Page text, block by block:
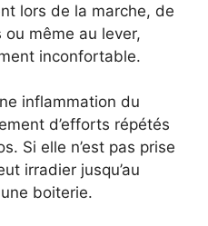
lors de la marche, de
même au lever,
inconfortable.
inflammation du
d’efforts répétés
Si elle n’est pas prise
irradier jusqu’au
boiterie.